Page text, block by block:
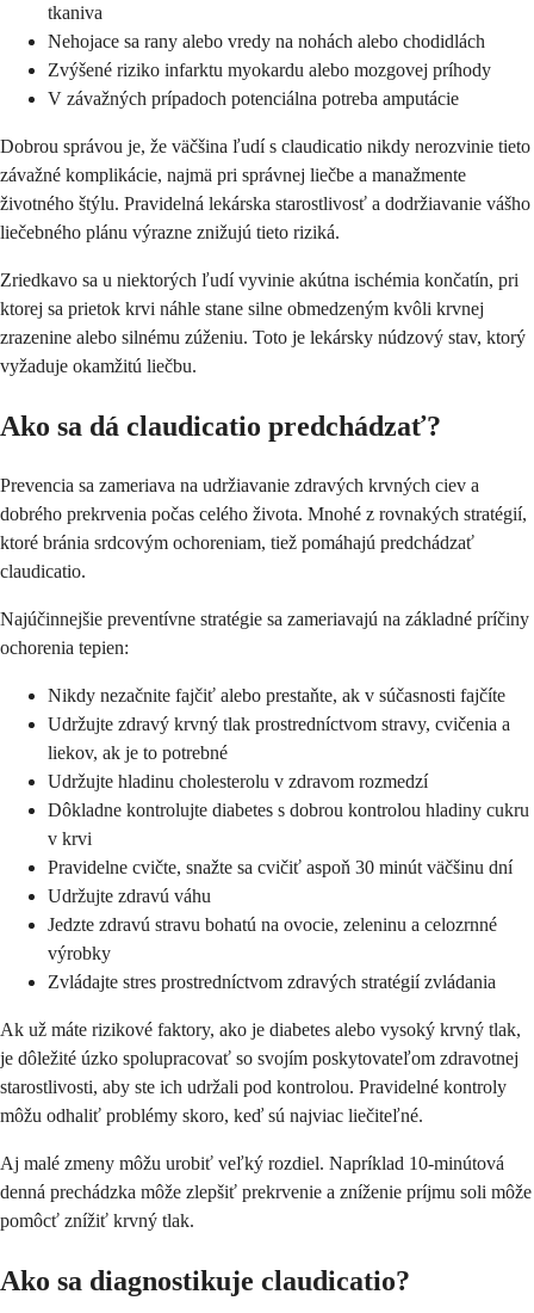
tkaniva
Nehojace sa rany alebo vredy na nohách alebo chodidlách
Zvýšené riziko infarktu myokardu alebo mozgovej príhody
V závažných prípadoch potenciálna potreba amputácie
Dobrou správou je, že väčšina ľudí s claudicatio nikdy nerozvinie tieto
závažné komplikácie, najmä pri správnej liečbe a manažmente
životného štýlu. Pravidelná lekárska starostlivosť a dodržiavanie vášho
liečebného plánu výrazne znižujú tieto riziká.
Zriedkavo sa u niektorých ľudí vyvinie akútna ischémia končatín, pri
ktorej sa prietok krvi náhle stane silne obmedzeným kvôli krvnej
zrazenine alebo silnému zúženiu. Toto je lekársky núdzový stav, ktorý
vyžaduje okamžitú liečbu.
Ako sa dá claudicatio predchádzať?
Prevencia sa zameriava na udržiavanie zdravých krvných ciev a
dobrého prekrvenia počas celého života. Mnohé z rovnakých stratégií,
ktoré bránia srdcovým ochoreniam, tiež pomáhajú predchádzať
claudicatio.
Najúčinnejšie preventívne stratégie sa zameriavajú na základné príčiny
ochorenia tepien:
Nikdy nezačnite fajčiť alebo prestaňte, ak v súčasnosti fajčíte
Udržujte zdravý krvný tlak prostredníctvom stravy, cvičenia a
liekov, ak je to potrebné
Udržujte hladinu cholesterolu v zdravom rozmedzí
Dôkladne kontrolujte diabetes s dobrou kontrolou hladiny cukru
v krvi
Pravidelne cvičte, snažte sa cvičiť aspoň 30 minút väčšinu dní
Udržujte zdravú váhu
Jedzte zdravú stravu bohatú na ovocie, zeleninu a celozrnné
výrobky
Zvládajte stres prostredníctvom zdravých stratégií zvládania
Ak už máte rizikové faktory, ako je diabetes alebo vysoký krvný tlak,
je dôležité úzko spolupracovať so svojím poskytovateľom zdravotnej
starostlivosti, aby ste ich udržali pod kontrolou. Pravidelné kontroly
môžu odhaliť problémy skoro, keď sú najviac liečiteľné.
Aj malé zmeny môžu urobiť veľký rozdiel. Napríklad 10-minútová
denná prechádzka môže zlepšiť prekrvenie a zníženie príjmu soli môže
pomôcť znížiť krvný tlak.
Ako sa diagnostikuje claudicatio?